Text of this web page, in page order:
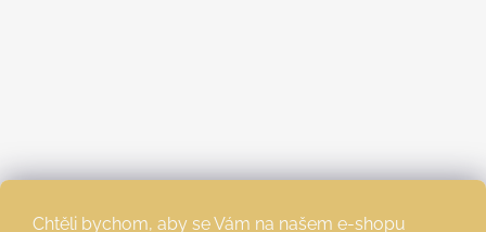
Chtěli bychom, aby se Vám na našem e-shopu